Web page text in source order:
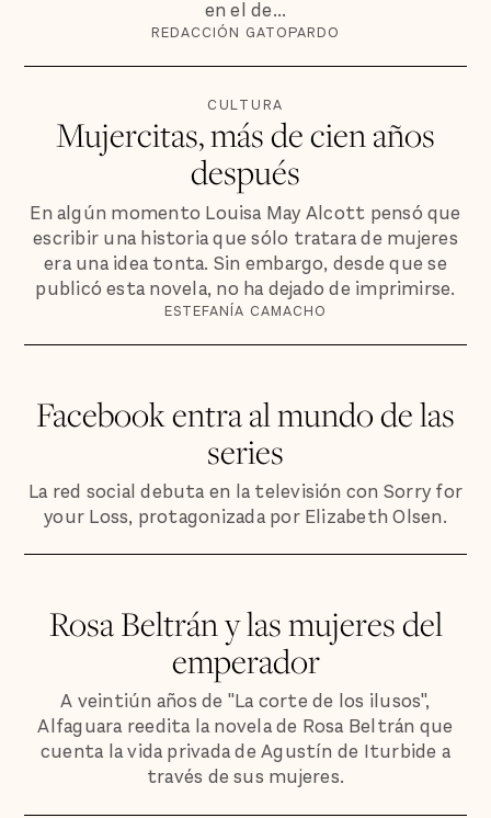
en el de...
REDACCIÓN GATOPARDO
CULTURA
Mujercitas, más de cien años
después
En algún momento Louisa May Alcott pensó que
escribir una historia que sólo tratara de mujeres
era una idea tonta. Sin embargo, desde que se
publicó esta novela, no ha dejado de imprimirse.
ESTEFANÍA CAMACHO
Facebook entra al mundo de las
series
La red social debuta en la televisión con Sorry for
your Loss, protagonizada por Elizabeth Olsen.
Rosa Beltrán y las mujeres del
emperador
A veintiún años de "La corte de los ilusos",
Alfaguara reedita la novela de Rosa Beltrán que
cuenta la vida privada de Agustín de Iturbide a
través de sus mujeres.